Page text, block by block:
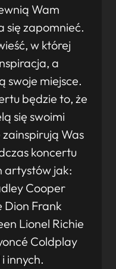
Wam
się zapomnieć.
w której
a
swoje miejsce.
będzie to, że
się swoimi
Was
koncertu
artystów jak:
Cooper
Dion Frank
Lionel Richie
Coldplay
innych.